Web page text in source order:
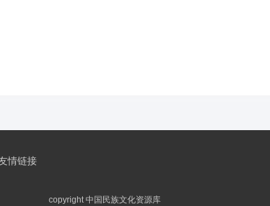
情链接
copyright 中国民族文化资源库